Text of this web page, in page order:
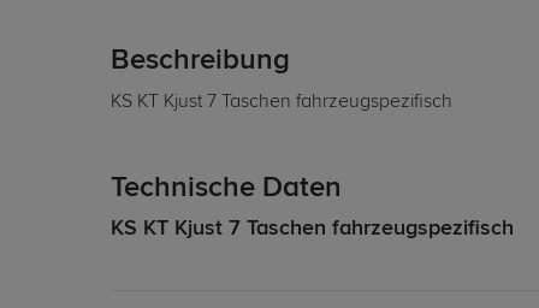
Beschreibung
KS KT Kjust 7 Taschen fahrzeugspezifisch
Technische Daten
KS KT Kjust 7 Taschen fahrzeugspezifisch